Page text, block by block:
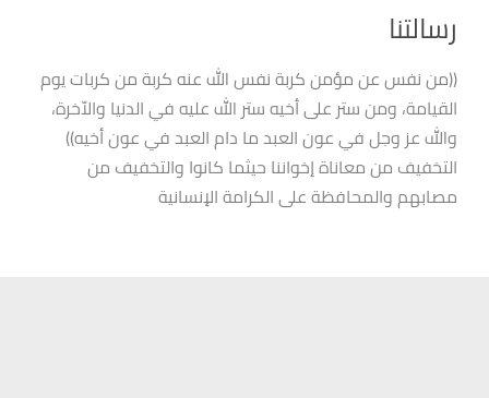
رسالتنا
((من نفس عن مؤمن كربة نفس الله عنه كربة من كربات يوم
القيامة، ومن ستر على أخيه ستر الله عليه في الدنيا والاّخرة،
والله عز وجل في عون العبد ما دام العبد في عون أخيه))
التخفيف من معاناة إخواننا حيثما كانوا والتخفيف من
مصابهم والمحافظة على الكرامة الإنسانية